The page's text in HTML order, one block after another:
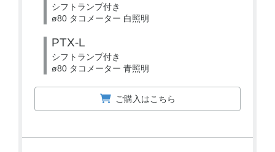
シフトランプ付き
ø80 タコメーター 白照明
PTX-L
シフトランプ付き
ø80 タコメーター 青照明
ご購入はこちら